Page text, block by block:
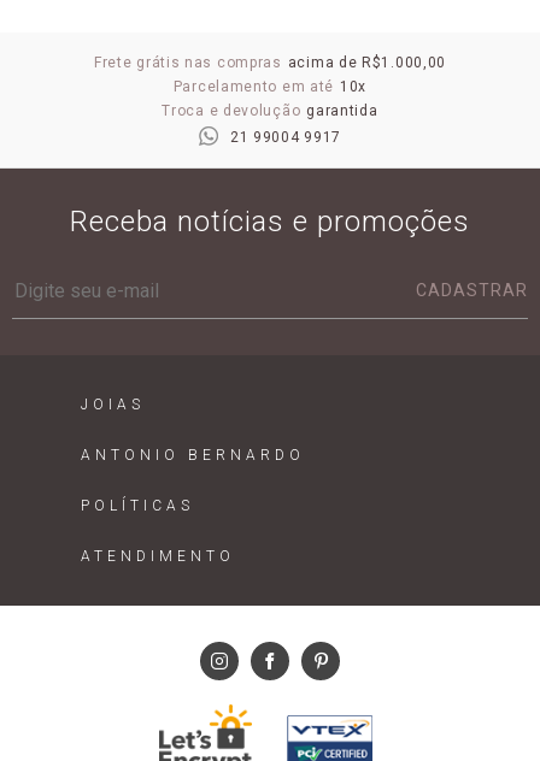
Frete grátis nas compras acima de R$1.000,00
Parcelamento em até 10x
Troca e devolução garantida
21 99004 9917
Receba notícias e promoções
CADASTRAR
JOIAS
ANTONIO BERNARDO
POLÍTICAS
ATENDIMENTO